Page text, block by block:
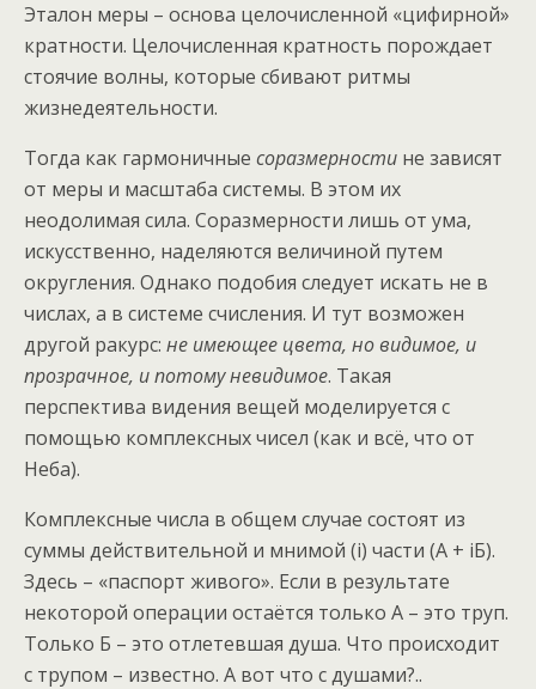
Эталон меры – основа целочисленной «цифирной»
кратности. Целочисленная кратность порождает
стоячие волны, которые сбивают ритмы
жизнедеятельности.
Тогда как гармоничные соразмерности не зависят
от меры и масштаба системы. В этом их
неодолимая сила. Соразмерности лишь от ума,
искусственно, наделяются величиной путем
округления. Однако подобия следует искать не в
числах, а в системе счисления. И тут возможен
другой ракурс: не имеющее цвета, но видимое, и
прозрачное, и потому невидимое. Такая
перспектива видения вещей моделируется с
помощью комплексных чисел (как и всё, что от
Неба).
Комплексные числа в общем случае состоят из
суммы действительной и мнимой (i) части (А + iБ).
Здесь – «паспорт живого». Если в результате
некоторой операции остаётся только А – это труп.
Только Б – это отлетевшая душа. Что происходит
с трупом – известно. А вот что с душами?..